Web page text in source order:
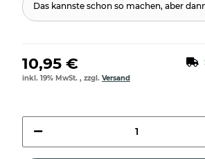
Das kannste schon so machen, aber
10,95 €
inkl. 19% MwSt. , zzgl. Versand